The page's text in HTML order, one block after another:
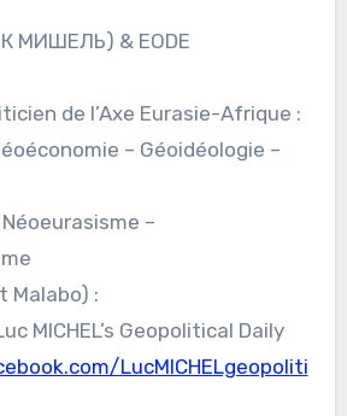
МИШЕЛЬ) & EODE
de l’Axe Eurasie-Afrique :
– Géoidéologie –
–
Malabo) :
MICHEL’s Geopolitical Daily
LucMICHELgeopoliti